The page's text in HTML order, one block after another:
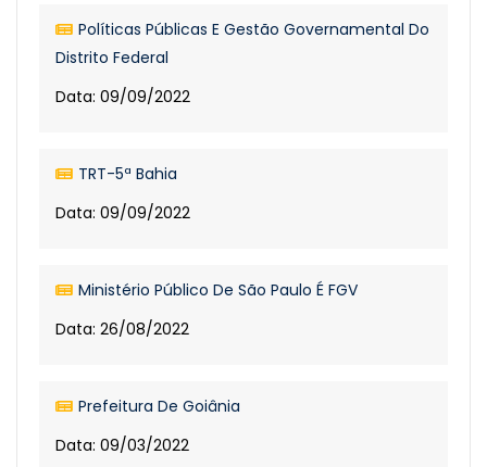
Políticas Públicas E Gestão Governamental Do
Distrito Federal
Data: 09/09/2022
TRT-5ª Bahia
Data: 09/09/2022
Ministério Público De São Paulo É FGV
Data: 26/08/2022
Prefeitura De Goiânia
Data: 09/03/2022